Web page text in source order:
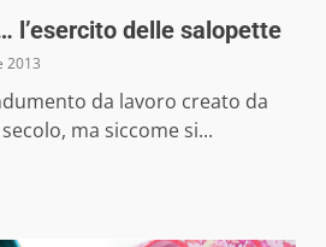
l’esercito delle salopette
2013
da lavoro creato da
ma siccome si...